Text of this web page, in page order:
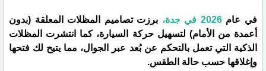
​في عام2026 في جدة،
برزت تصاميم المظلات المعلقة (بدون
أعمدة من الأمام) لتسهيل حركة السيارة، كما انتشرت المظلات
الذكية التي تعمل بالتحكم عن بُعد عبر الجوال، مما يتيح لك فتحها
وإغلاقها حسب حالة الطقس.